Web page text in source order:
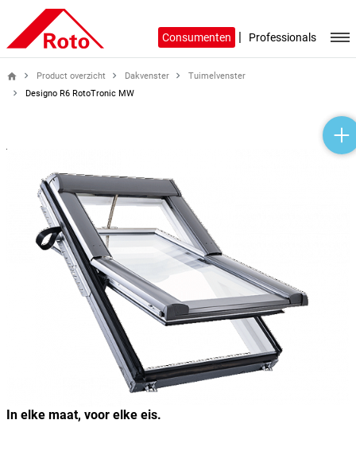
Consumenten | Professionals
help_outline
headset_mic
mail_outline
home Product overzicht Dakvenster
Tuimelvenster
Designo R6 RotoTronic MW
In elke maat, voor elke eis.